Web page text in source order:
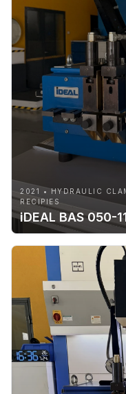
2021 • HYDRAULIC
RECIPIES
iDEAL BAS 050-